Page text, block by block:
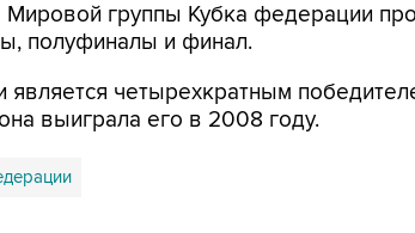
группы Кубка федерации
полуфиналы и финал.
является четырехкратным
выиграла его в 2008 году.